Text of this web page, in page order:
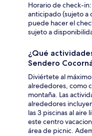
Horario de check-
anticipado (sujeto a
puede hacer el
sujeto a
¿Qué
Sendero
Diviértete al
alrededores, como
montaña. Las
alrededores
las 3 piscinas al
este centro
área de picnic.